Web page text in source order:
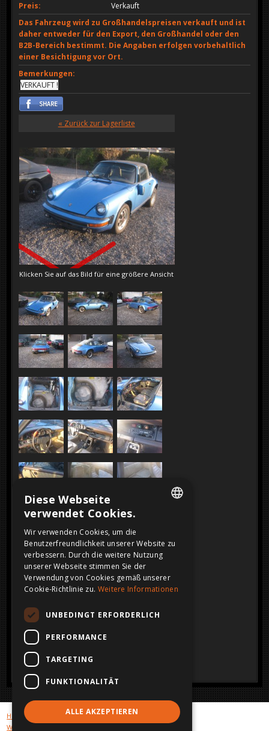
Preis:
Verkauft
Das Fahrzeug wird zu Großhandelspreisen verkauft und ist
daher entweder für den Export, den Großhandel oder den
B2B-Bereich bestimmt. Die Angaben erfolgen vorbehaltlich
einer Besichtigung vor Ort.
Bemerkungen:
VERKAUFT !
« Zurück zur Lagerliste
VERKAUFT
Klicken Sie auf das Bild für eine größere Ansicht
Hot cars Galerie verkauften Autos
Stock Unfallwagen
Wir kaufen Ihr Unfallfahrzeug
FRENCH
GERMAN
Diese Webseite
verwendet Cookies.
Wir verwenden Cookies, um die
Benutzerfreundlichkeit unserer Website zu
verbessern. Durch die weitere Nutzung
unserer Webseite stimmen Sie der
Verwendung von Cookies gemäß unserer
Cookie-Richtlinie zu. Weitere Informationen
UNBEDINGT ERFORDERLICH
PERFORMANCE
TARGETING
FUNKTIONALITÄT
ALLE AKZEPTIEREN